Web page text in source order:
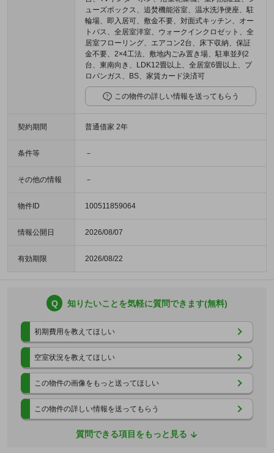
ューズボックス、追焚機能浴室、温水洗浄便座、駐
輪場、即入居可、敷金不要、対面式キッチン、オー
トバス、全居室洋室、ウォークインクロゼット、全
居室フローリング、エアコン2台、床下収納、保証
金不要、2×4工法、敷地内ごみ置き場、駐車並列2
台、東南向き、LDK12畳以上、全居室6畳以上、プ
ロパンガス、BS、家賃カード決済可
この物件の詳しい情報を送ってもらう
契約期間 普通借家 2年
条件等 －
その他の情報 －
物件ID 100511859064
情報公開日 2026/08/07
有効期限 2026/08/22
Q 知りたいことを気軽に質問できます(無料)
初期費用を教えてほしい
空室状況を教えてほしい
この物件の画像をもっと送ってほしい
この物件の詳しい情報を送ってもらう
質問できる項目をもっと見る